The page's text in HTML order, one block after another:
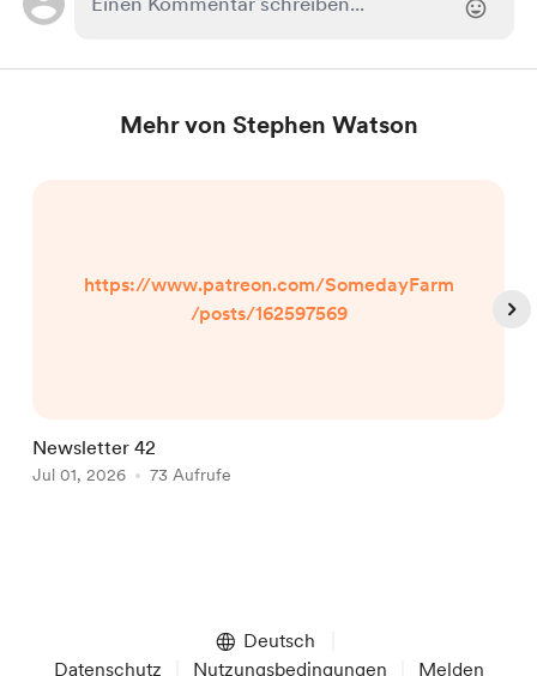
Mehr von Stephen Watson
https://www.patreon.com/SomedayFarm
/posts/162597569
Newsletter 42
Jul 01, 2026 73 Aufrufe
Deutsch
Datenschutz
Nutzungsbedingungen Melden